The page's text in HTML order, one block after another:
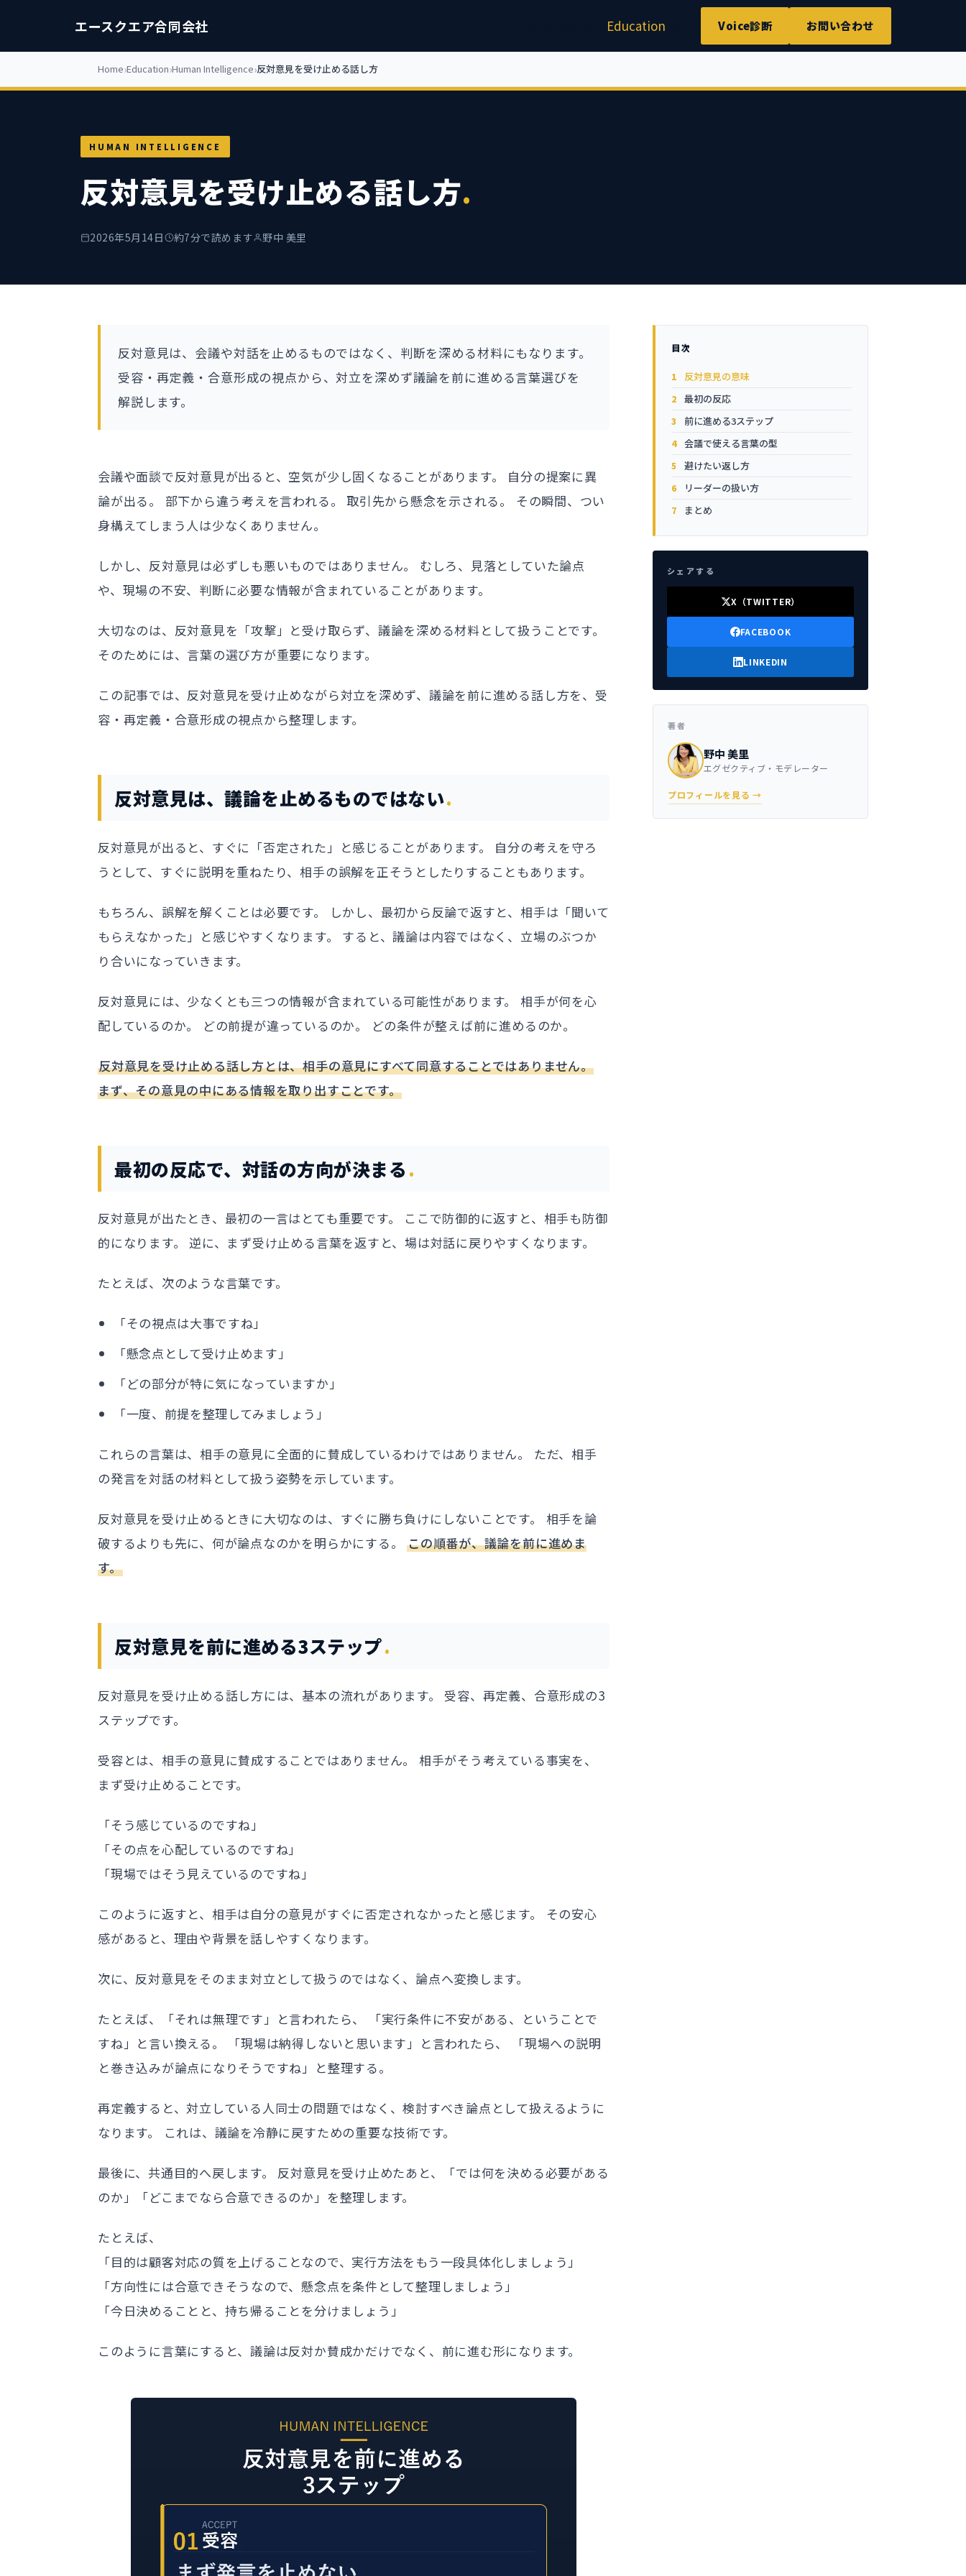
エースクエア合同会社 Education Voice診断 お問い合わせ
Home Education Human Intelligence 反対意見を受け止める話し方
HUMAN INTELLIGENCE
反対意見を受け止める話し方.
2026年5月14日 約7分で読めます 野中 美里
反対意見は、会議や対話を止めるものではなく、判断を深める材料にもなります。
受容・再定義・合意形成の視点から、対立を深めず議論を前に進める言葉選びを
解説します。
会議や面談で反対意見が出ると、空気が少し固くなることがあります。 自分の提案に異
論が出る。 部下から違う考えを言われる。 取引先から懸念を示される。 その瞬間、つい
身構えてしまう人は少なくありません。
しかし、反対意見は必ずしも悪いものではありません。 むしろ、見落としていた論点
や、現場の不安、判断に必要な情報が含まれていることがあります。
大切なのは、反対意見を「攻撃」と受け取らず、議論を深める材料として扱うことです。
そのためには、言葉の選び方が重要になります。
この記事では、反対意見を受け止めながら対立を深めず、議論を前に進める話し方を、受
容・再定義・合意形成の視点から整理します。
反対意見は、議論を止めるものではない
反対意見が出ると、すぐに「否定された」と感じることがあります。 自分の考えを守ろ
うとして、すぐに説明を重ねたり、相手の誤解を正そうとしたりすることもあります。
もちろん、誤解を解くことは必要です。 しかし、最初から反論で返すと、相手は「聞いて
もらえなかった」と感じやすくなります。 すると、議論は内容ではなく、立場のぶつか
り合いになっていきます。
反対意見には、少なくとも三つの情報が含まれている可能性があります。 相手が何を心
配しているのか。 どの前提が違っているのか。 どの条件が整えば前に進めるのか。
反対意見を受け止める話し方とは、相手の意見にすべて同意することではありません。
まず、その意見の中にある情報を取り出すことです。
最初の反応で、対話の方向が決まる
反対意見が出たとき、最初の一言はとても重要です。 ここで防御的に返すと、相手も防御
的になります。 逆に、まず受け止める言葉を返すと、場は対話に戻りやすくなります。
たとえば、次のような言葉です。
「その視点は大事ですね」
「懸念点として受け止めます」
「どの部分が特に気になっていますか」
「一度、前提を整理してみましょう」
これらの言葉は、相手の意見に全面的に賛成しているわけではありません。 ただ、相手
の発言を対話の材料として扱う姿勢を示しています。
反対意見を受け止めるときに大切なのは、すぐに勝ち負けにしないことです。 相手を論
破するよりも先に、何が論点なのかを明らかにする。この順番が、議論を前に進めま
す。
反対意見を前に進める3ステップ
反対意見を受け止める話し方には、基本の流れがあります。 受容、再定義、合意形成の3
ステップです。
受容とは、相手の意見に賛成することではありません。 相手がそう考えている事実を、
まず受け止めることです。
「そう感じているのですね」
「その点を心配しているのですね」
「現場ではそう見えているのですね」
このように返すと、相手は自分の意見がすぐに否定されなかったと感じます。 その安心
感があると、理由や背景を話しやすくなります。
次に、反対意見をそのまま対立として扱うのではなく、論点へ変換します。
たとえば、「それは無理です」と言われたら、 「実行条件に不安がある、ということで
すね」と言い換える。 「現場は納得しないと思います」と言われたら、 「現場への説明
と巻き込みが論点になりそうですね」と整理する。
再定義すると、対立している人同士の問題ではなく、検討すべき論点として扱えるように
なります。 これは、議論を冷静に戻すための重要な技術です。
最後に、共通目的へ戻します。 反対意見を受け止めたあと、「では何を決める必要がある
のか」「どこまでなら合意できるのか」を整理します。
たとえば、
「目的は顧客対応の質を上げることなので、実行方法をもう一段具体化しましょう」
「方向性には合意できそうなので、懸念点を条件として整理しましょう」
「今日決めることと、持ち帰ることを分けましょう」
このように言葉にすると、議論は反対か賛成かだけでなく、前に進む形になります。
目次
反対意見の意味
最初の反応
前に進める3ステップ
会議で使える言葉の型
避けたい返し方
リーダーの扱い方
まとめ
シェアする
X（TWITTER）
FACEBOOK
LINKEDIN
著者
野中 美里
エグゼクティブ・モデレーター
プロフィールを見る →